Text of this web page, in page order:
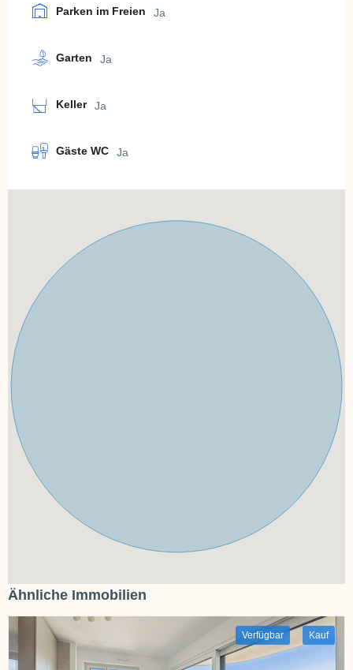
Parken im Freien Ja
Garten Ja
Keller Ja
Gäste WC Ja
Ähnliche Immobilien
Verfügbar Kauf